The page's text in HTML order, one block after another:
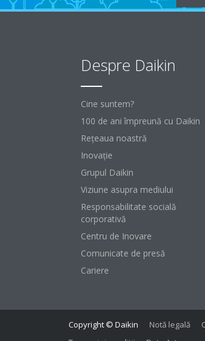
Despre Daikin
Cine suntem?
100 de ani împreună cu Daikin
Reţeaua noastră
Inovaţie
Grupul Daikin
Viziune asupra mediului
Responsabilitate socială
corporativă
Centru de Inovare
Comunicate de presă
Cariere
Copyright © Daikin Notă legală